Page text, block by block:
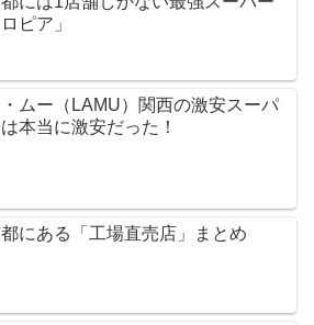
ロピア」
ムー（LAMU）関西の激安スーパ
本当に激安だった！
にある「工場直売店」まとめ